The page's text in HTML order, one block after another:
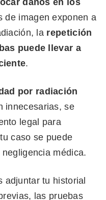
daños en los
de imagen exponen a
la repetición
puede llevar a
.
por radiación
innecesarias, se
legal para
caso se puede
médica.
adjuntar tu historial
las pruebas